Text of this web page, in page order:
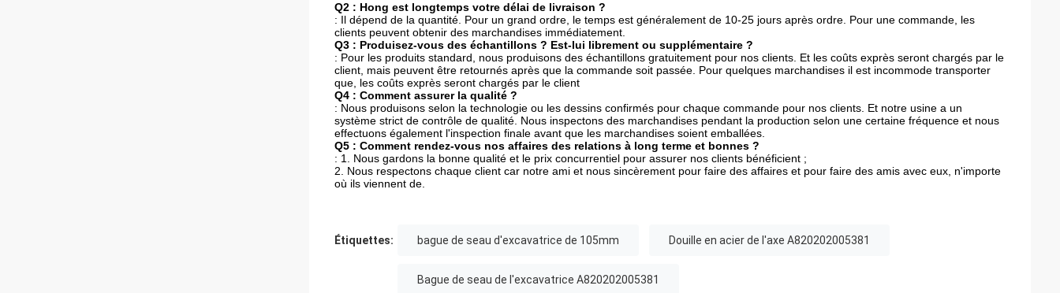
Q2 : Hong est longtemps votre délai de livraison ?
: Il dépend de la quantité. Pour un grand ordre, le temps est généralement de 10-25 jours après ordre. Pour une commande, les
clients peuvent obtenir des marchandises immédiatement.
Q3 : Produisez-vous des échantillons ? Est-lui librement ou supplémentaire ?
: Pour les produits standard, nous produisons des échantillons gratuitement pour nos clients. Et les coûts exprès seront chargés par le
client, mais peuvent être retournés après que la commande soit passée. Pour quelques marchandises il est incommode transporter
que, les coûts exprès seront chargés par le client
Q4 : Comment assurer la qualité ?
: Nous produisons selon la technologie ou les dessins confirmés pour chaque commande pour nos clients. Et notre usine a un
système strict de contrôle de qualité. Nous inspectons des marchandises pendant la production selon une certaine fréquence et nous
effectuons également l'inspection finale avant que les marchandises soient emballées.
Q5 : Comment rendez-vous nos affaires des relations à long terme et bonnes ?
: 1. Nous gardons la bonne qualité et le prix concurrentiel pour assurer nos clients bénéficient ;
2. Nous respectons chaque client car notre ami et nous sincèrement pour faire des affaires et pour faire des amis avec eux, n'importe
où ils viennent de.
Étiquettes: bague de seau d'excavatrice de 105mm Douille en acier de l'axe A820202005381
Bague de seau de l'excavatrice A820202005381